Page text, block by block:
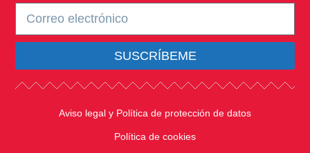
SUSCRÍBEME
Aviso legal y Política de protección de datos
Política de cookies